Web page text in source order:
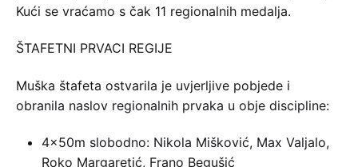
Kući se vraćamo s čak 11 regionalnih medalja.
ŠTAFETNI PRVACI REGIJE
Muška štafeta ostvarila je uvjerljive pobjede i
obranila naslov regionalnih prvaka u obje discipline:
4×50m slobodno: Nikola Mišković, Max Valjalo,
Roko Margaretić, Frano Begušić